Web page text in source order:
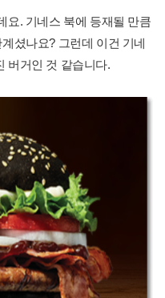
요. 기네스 북에 등재될 만큼
셨나요? 그런데 이건 기네
버거인 것 같습니다.